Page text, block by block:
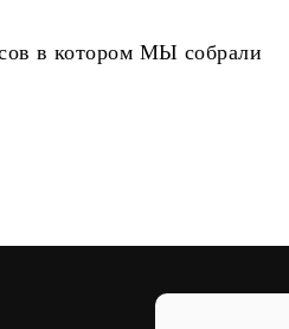
в котором МЫ собрали